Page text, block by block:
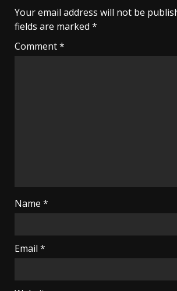
Your email address will not be
fields are marked *
Comment*
Name *
Email *